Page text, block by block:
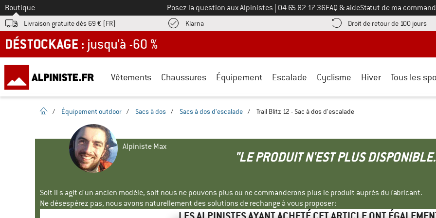
Vers le
Boutique Posez la question aux Alpinistes Appelez-nous au
04 65 82 17 36FAQ & aideStatut de ma
Livraison gratuite dès 69 € (FR) KlarnaTrouve les informations de paiement ici ! Ouvre une boîte d'information
Droit de retour de 100 jours
DÉSTOCKAGE : jusqu'à -60 %
Vêtements Chaussures Équipement Escalade Cyclisme Hiver Tous les
Page d'accueil
/ Équipement outdoor / Sacs à dos / Sacs à dos d'escalade / Trail Blitz 12 - Sac à dos d'escalade
Alpiniste Max
"LE PRODUIT N'EST PLUS
Soit il s'agit d'un ancien modèle, soit nous ne pouvons plus ou ne commanderons plus le produit auprès du fabricant.
Ne désespérez pas, nous avons naturellement des solutions de rechange à vous proposer :